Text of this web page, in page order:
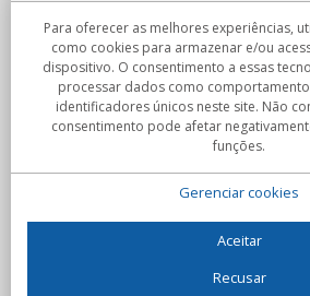
Sobre nosotros
Compromissos
Compras
Para oferecer as melhores experiências,
como cookies para armazenar e/ou
dispositivo. O consentimento a essas
processar dados como
identificadores únicos neste site. Não
consentimento pode afetar
funções.
Gerenciar cookies
Aceitar
Recusar